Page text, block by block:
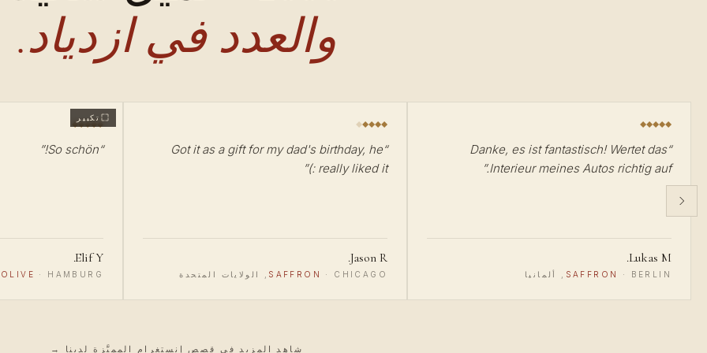
والعدد في ازدياد.
“
Danke, es ist fantastisch! Wertet das
Interieur meines Autos richtig auf.
”
Lukas M.
SAFFRON · BERLIN, ألمانيا
“
Got it as a gift for my dad's birthday, he
really liked it :)
”
Jason R.
SAFFRON · CHICAGO, الولايات المتحدة
تكبير
“
So schön!
”
Elif Y.
OLIVE · HAMBURG, ألمانيا
شاهد المزيد في قصص إنستغرام المميَّزة لدينا →